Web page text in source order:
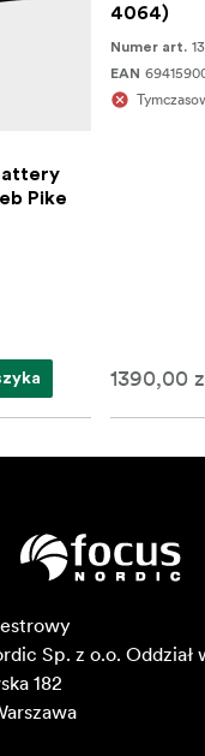
Pike
4064)
Numer art.
EAN
1390,00
Sp. z o.o. Oddział
182